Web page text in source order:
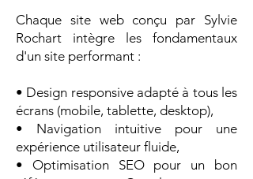
Chaque site web conçu par Sylvie
Rochart intègre les fondamentaux
d'un site performant :
• Design responsive adapté à tous les
écrans (mobile, tablette, desktop),
• Navigation intuitive pour une
expérience utilisateur fluide,
• Optimisation SEO pour un bon